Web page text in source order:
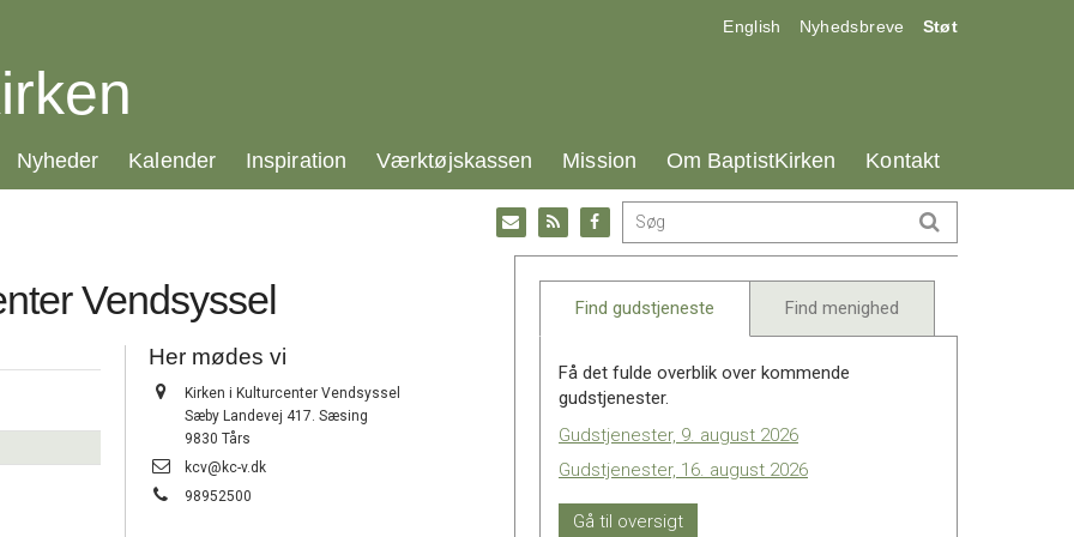
17.0:
English 18.0:
Nyhedsbreve 19.0:
Støt
21.0:
Nyheder 22.0:
Kalender 23.0:
Inspiration 24.0:
Værktøjskassen 25.0:
Mission 26.0:
Om BaptistKirken 27.0:
Kontakt
Gå
til:
Facebook
Gå
til:
RSS
feed
Gå
til:
Email
Vendsyssel
Her mødes vi
Adresse:
Kirken i Kulturcenter Vendsyssel
Sæby Landevej 417. Sæsing
9830 Tårs
Send
email:
kcv@kc-v.dk
Tlf.:
98952500
Find gudstjeneste Find menighed
Få det fulde overblik over kommende
gudstjenester.
Gudstjenester, 9. august 2026
Gudstjenester, 16. august 2026
Gå til oversigt